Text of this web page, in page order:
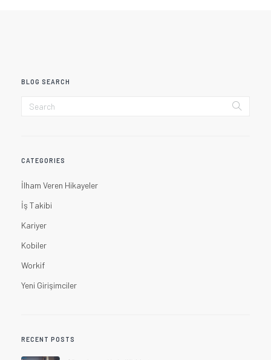
BLOG SEARCH
CATEGORIES
İlham Veren Hikayeler
İş Takibi
Kariyer
Kobiler
Workif
Yeni Girişimciler
RECENT POSTS